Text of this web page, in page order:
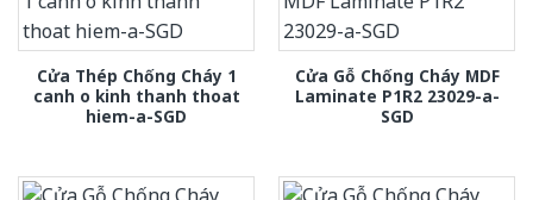
Cửa Thép Chống Cháy 1
canh o kinh thanh thoat
hiem-a-SGD
Cửa Gỗ Chống Cháy MDF
Laminate P1R2 23029-a-
SGD